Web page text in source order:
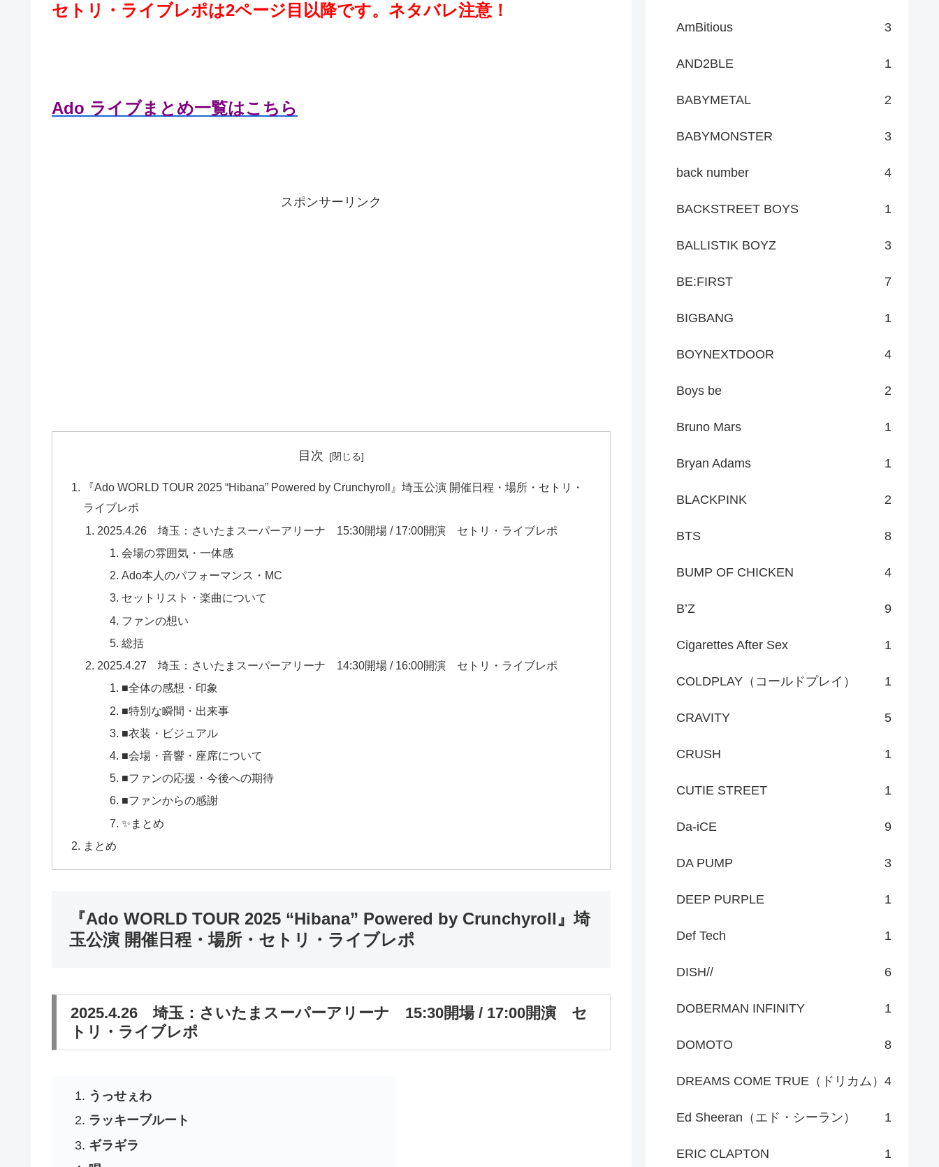
セトリ・ライブレポは2ページ目以降です。ネタバレ注意！
Ado ライブまとめ一覧はこちら
スポンサーリンク
目次
『Ado WORLD TOUR 2025 “Hibana” Powered by Crunchyroll』埼玉公演 開催日程・場所・セトリ・
ライブレポ
2025.4.26 埼玉：さいたまスーパーアリーナ 15:30開場 / 17:00開演 セトリ・ライブレポ
会場の雰囲気・一体感
Ado本人のパフォーマンス・MC
セットリスト・楽曲について
ファンの想い
総括
2025.4.27 埼玉：さいたまスーパーアリーナ 14:30開場 / 16:00開演 セトリ・ライブレポ
■全体の感想・印象
■特別な瞬間・出来事
■衣装・ビジュアル
■会場・音響・座席について
■ファンの応援・今後への期待
■ファンからの感謝
✨まとめ
まとめ
『Ado WORLD TOUR 2025 “Hibana” Powered by Crunchyroll』埼
玉公演 開催日程・場所・セトリ・ライブレポ
2025.4.26 埼玉：さいたまスーパーアリーナ 15:30開場 / 17:00開演 セ
トリ・ライブレポ
うっせぇわ
ラッキーブルート
ギラギラ
AmBitious 3
AND2BLE 1
BABYMETAL 2
BABYMONSTER 3
back number 4
BACKSTREET BOYS 1
BALLISTIK BOYZ 3
BE:FIRST 7
BIGBANG 1
BOYNEXTDOOR 4
Boys be 2
Bruno Mars 1
Bryan Adams 1
BLACKPINK 2
BTS 8
BUMP OF CHICKEN 4
B’Z 9
Cigarettes After Sex 1
COLDPLAY（コールドプレイ） 1
CRAVITY 5
CRUSH 1
CUTIE STREET 1
Da-iCE 9
DA PUMP 3
DEEP PURPLE 1
Def Tech 1
DISH// 6
DOBERMAN INFINITY 1
DOMOTO 8
DREAMS COME TRUE（ドリカム） 4
Ed Sheeran（エド・シーラン） 1
ERIC CLAPTON 1